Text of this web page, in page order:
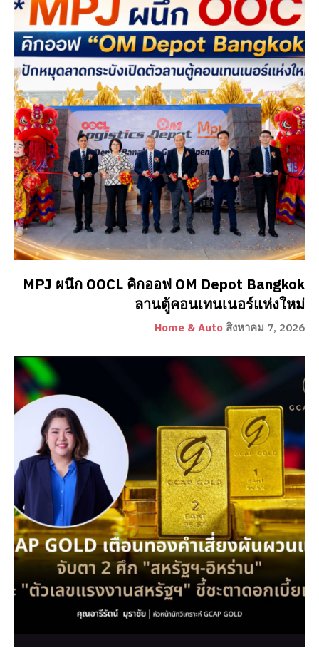
MPJ ผนึก OOCL คิกออฟ OM Depot Bangkok
ลานตู้คอนเทนเนอร์แห่งใหม่
Home & Auto สิงหาคม 7, 2026